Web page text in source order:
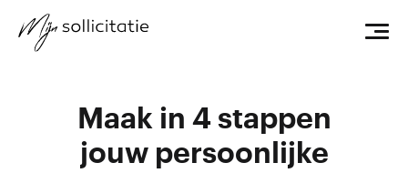
Maak in 4 stappen
jouw persoonlijke